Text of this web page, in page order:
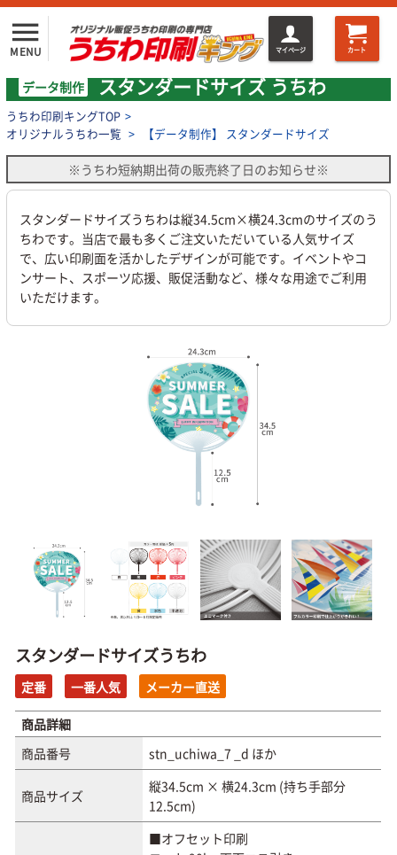
menu
MENU マイページ カート
データ制作 スタンダードサイズ うちわ
うちわ印刷キングTOP >
オリジナルうちわ一覧 > 【データ制作】 スタンダードサイズ
※うちわ短納期出荷の販売終了日のお知らせ※
スタンダードサイズうちわは縦34.5cm×横24.3cmのサイズのう
ちわです。当店で最も多くご注文いただいている人気サイズ
で、広い印刷面を活かしたデザインが可能です。イベントやコ
ンサート、スポーツ応援、販促活動など、様々な用途でご利用
いただけます。
スタンダードサイズうちわ
定番 一番人気 メーカー直送
商品詳細
商品番号
stn_uchiwa_7 _d ほか
商品サイズ
縦34.5cm × 横24.3cm (持ち手部分
12.5cm)
■オフセット印刷